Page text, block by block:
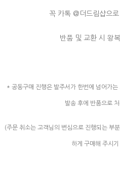
꼭 카톡 @더드림샵으
반품 및 교환 시 왕
* 공동구매 진행은 발주서가 한번에 넘어가
발송 후에 반품으로
(주문 취소는 고객님의 변심으로 진행되는 부
하게 구매해 주시